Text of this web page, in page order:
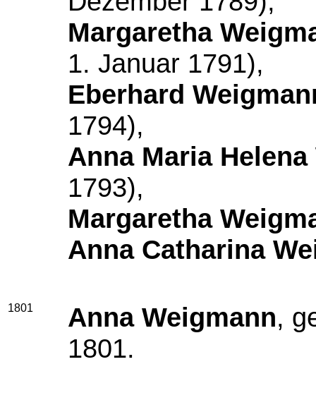
Margaretha
1. Januar 1791),
Eberhard
1794),
Anna Maria
1793),
Margaretha
Anna Catharina
1801 Anna Weigmann,
1801.